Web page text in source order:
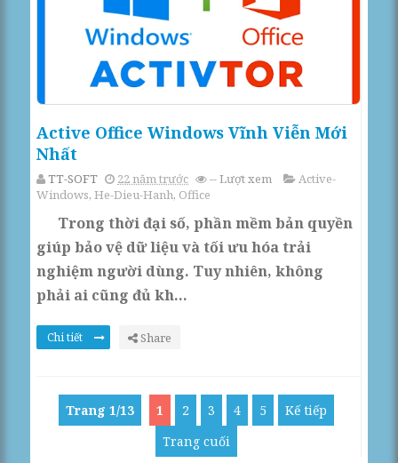
Active Office Windows Vĩnh Viễn Mới
Nhất
TT-SOFT 22 năm trước --Lượt xem
Active-
Windows,He-Dieu-Hanh, Office
Trong thời đại số, phần mềm bản quyền
giúp bảo vệ dữ liệu và tối ưu hóa trải
nghiệm người dùng. Tuy nhiên, không
phải ai cũng đủ kh...
Chi tiết Share
Trang 1/13 1 2 3 4 5
Kế tiếp
Trang cuối